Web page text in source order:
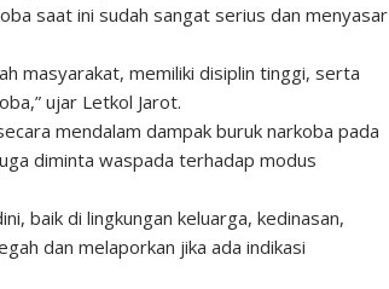
saat ini sudah sangat serius dan menyasar
masyarakat, memiliki disiplin tinggi, serta
ujar Letkol Jarot.
mendalam dampak buruk narkoba pada
diminta waspada terhadap modus
baik di lingkungan keluarga, kedinasan,
dan melaporkan jika ada indikasi